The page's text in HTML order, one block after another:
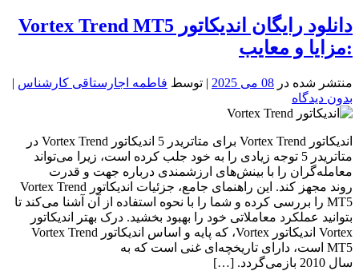
دانلود رایگان اندیکاتور Vortex Trend MT5
:مزایا و معایب
منتشر شده در 08 می 2025 | توسط فاطمه اجارستاقی کارشناس |
بدون دیدگاه
اندیکاتور Vortex Trend برای متاتریدر 5 اندیکاتور Vortex Trend در
متاتریدر 5 توجه زیادی را به خود جلب کرده است، زیرا می‌تواند
معامله‌گران را با بینش‌های ارزشمندی درباره جهت و قدرت
روند مجهز کند. این راهنمای جامع، جزئیات اندیکاتور Vortex Trend
MT5 را بررسی کرده و شما را با نحوه استفاده از آن آشنا می‌کند تا
بتوانید عملکرد معاملاتی خود را بهبود بخشید. درک بهتر اندیکاتور
Vortex اندیکاتور Vortex، که پایه و اساس اندیکاتور Vortex Trend
MT5 است، دارای تاریخچه‌ای غنی است که به
سال 2010 بازمی‌گردد. […]